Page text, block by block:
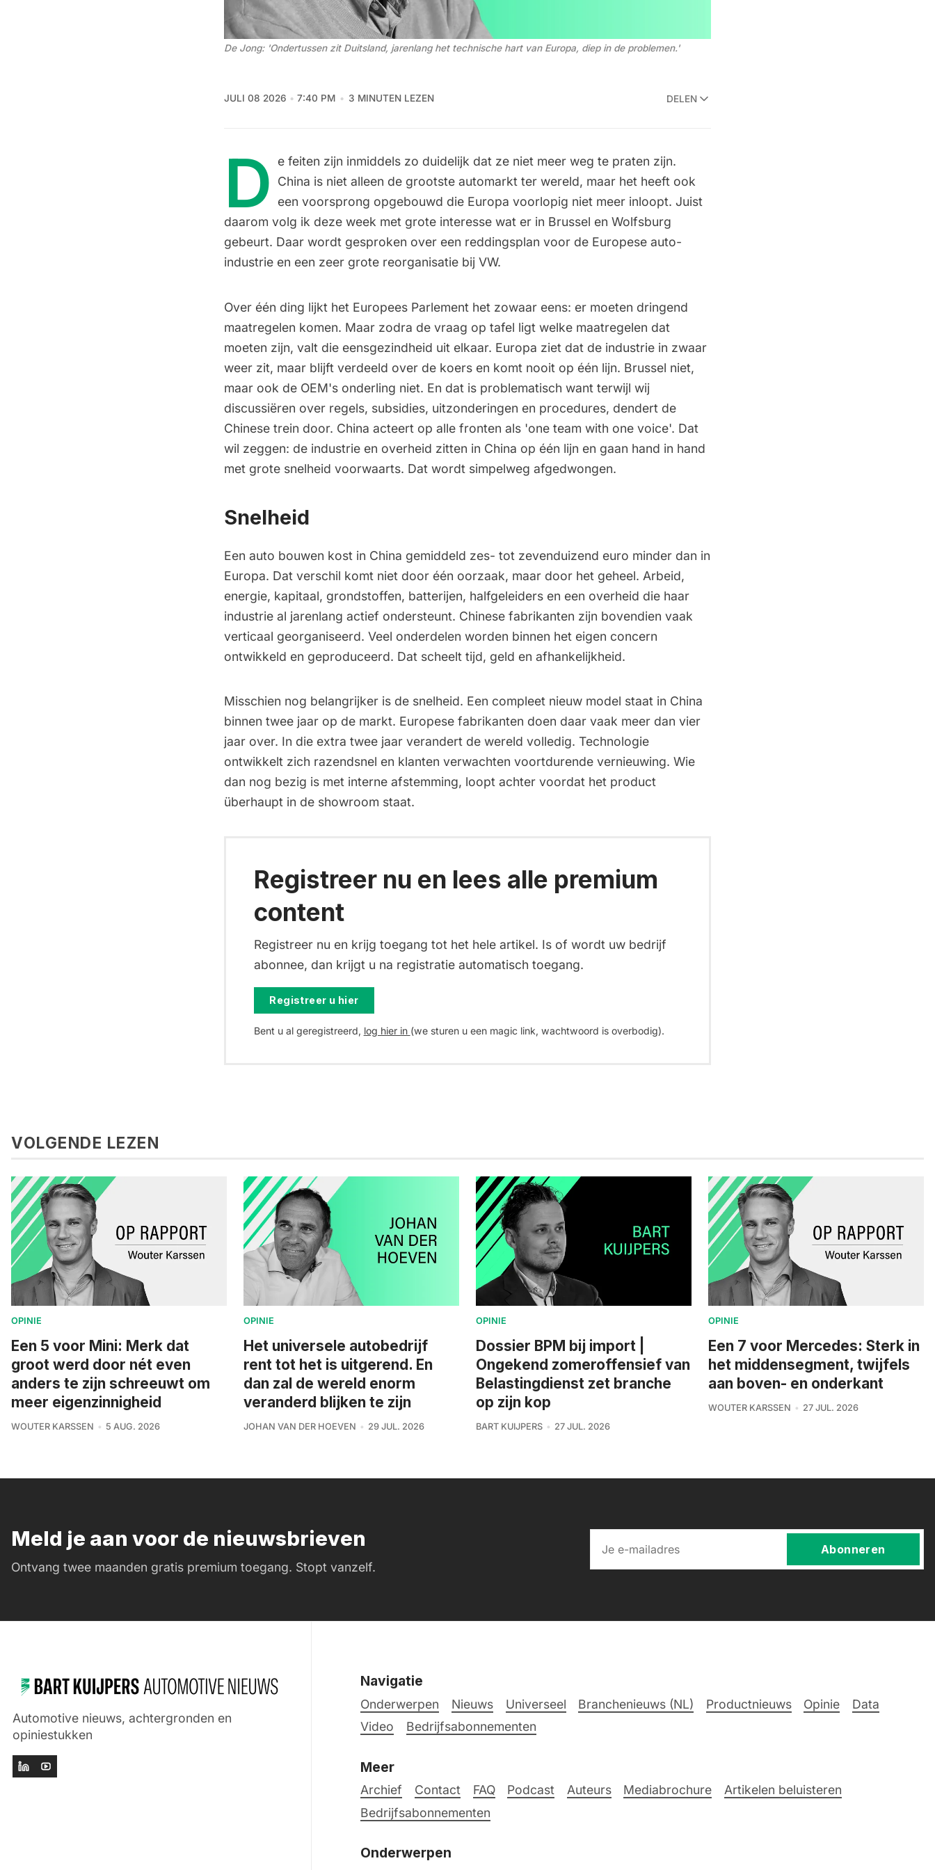
De Jong: 'Ondertussen zit Duitsland, jarenlang het technische hart van Europa, diep in de problemen.'
JULI 08 2026 7:40 PM 3 MINUTEN LEZEN DELEN
D
e feiten zijn inmiddels zo duidelijk dat ze niet meer weg te praten zijn.
China is niet alleen de grootste automarkt ter wereld, maar het heeft ook
een voorsprong opgebouwd die Europa voorlopig niet meer inloopt. Juist
daarom volg ik deze week met grote interesse wat er in Brussel en Wolfsburg
gebeurt. Daar wordt gesproken over een reddingsplan voor de Europese auto-
industrie en een zeer grote reorganisatie bij VW.
Over één ding lijkt het Europees Parlement het zowaar eens: er moeten dringend
maatregelen komen. Maar zodra de vraag op tafel ligt welke maatregelen dat
moeten zijn, valt die eensgezindheid uit elkaar. Europa ziet dat de industrie in zwaar
weer zit, maar blijft verdeeld over de koers en komt nooit op één lijn. Brussel niet,
maar ook de OEM's onderling niet. En dat is problematisch want terwijl wij
discussiëren over regels, subsidies, uitzonderingen en procedures, dendert de
Chinese trein door. China acteert op alle fronten als 'one team with one voice'. Dat
wil zeggen: de industrie en overheid zitten in China op één lijn en gaan hand in hand
met grote snelheid voorwaarts. Dat wordt simpelweg afgedwongen.
Snelheid
Een auto bouwen kost in China gemiddeld zes- tot zevenduizend euro minder dan in
Europa. Dat verschil komt niet door één oorzaak, maar door het geheel. Arbeid,
energie, kapitaal, grondstoffen, batterijen, halfgeleiders en een overheid die haar
industrie al jarenlang actief ondersteunt. Chinese fabrikanten zijn bovendien vaak
verticaal georganiseerd. Veel onderdelen worden binnen het eigen concern
ontwikkeld en geproduceerd. Dat scheelt tijd, geld en afhankelijkheid.
Misschien nog belangrijker is de snelheid. Een compleet nieuw model staat in China
binnen twee jaar op de markt. Europese fabrikanten doen daar vaak meer dan vier
jaar over. In die extra twee jaar verandert de wereld volledig. Technologie
ontwikkelt zich razendsnel en klanten verwachten voortdurende vernieuwing. Wie
dan nog bezig is met interne afstemming, loopt achter voordat het product
überhaupt in de showroom staat.
Registreer nu en lees alle premium
content
Registreer nu en krijg toegang tot het hele artikel. Is of wordt uw bedrijf
abonnee, dan krijgt u na registratie automatisch toegang.
Registreer u hier
Bent u al geregistreerd, log hier in (we sturen u een magic link, wachtwoord is overbodig).
VOLGENDE LEZEN
OPINIE
Een 5 voor Mini: Merk dat
groot werd door nét even
anders te zijn schreeuwt om
meer eigenzinnigheid
WOUTER KARSSEN 5 AUG. 2026
OPINIE
Het universele autobedrijf
rent tot het is uitgerend. En
dan zal de wereld enorm
veranderd blijken te zijn
JOHAN VAN DER HOEVEN 29 JUL. 2026
OPINIE
Dossier BPM bij import |
Ongekend zomeroffensief van
Belastingdienst zet branche
op zijn kop
BART KUIJPERS 27 JUL. 2026
OPINIE
Een 7 voor Mercedes: Sterk in
het middensegment, twijfels
aan boven- en onderkant
WOUTER KARSSEN 27 JUL. 2026
Meld je aan voor de nieuwsbrieven
Ontvang twee maanden gratis premium toegang. Stopt vanzelf.
Abonneren
Automotive nieuws, achtergronden en
opiniestukken
Navigatie
Onderwerpen Nieuws Universeel Branchenieuws (NL) Productnieuws Opinie
Data
Video
Bedrijfsabonnementen
Meer
Archief Contact FAQ Podcast Auteurs Mediabrochure
Artikelen beluisteren
Bedrijfsabonnementen
Onderwerpen